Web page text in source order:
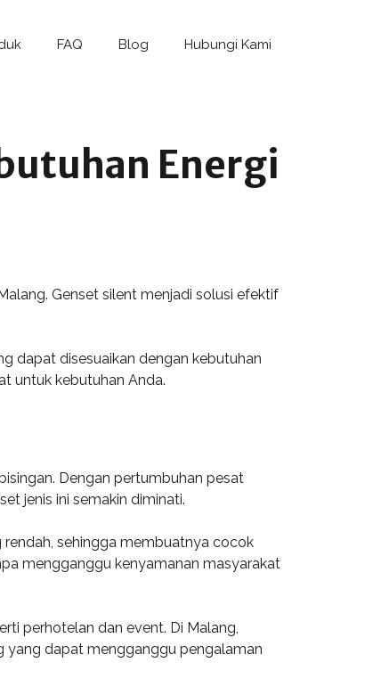
FAQ Blog Hubungi Kami
Energi
Genset silent menjadi solusi efektif
dapat disesuaikan dengan kebutuhan
untuk kebutuhan Anda.
Dengan pertumbuhan pesat
jenis ini semakin diminati.
sehingga membuatnya cocok
mengganggu kenyamanan masyarakat
perhotelan dan event. Di Malang,
yang dapat mengganggu pengalaman